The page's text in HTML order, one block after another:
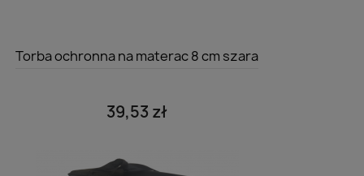
Torba ochronna na materac 8 cm szara
39,53 zł